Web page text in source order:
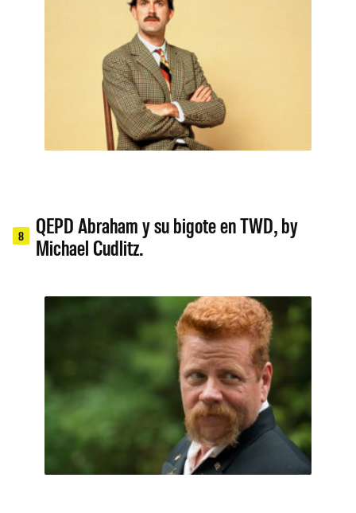
8
QEPD Abraham y su bigote en TWD, by
Michael Cudlitz.